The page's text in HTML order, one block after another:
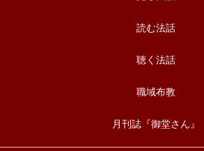
読む法話
聴く法話
職域布教
月刊誌『御堂さん』